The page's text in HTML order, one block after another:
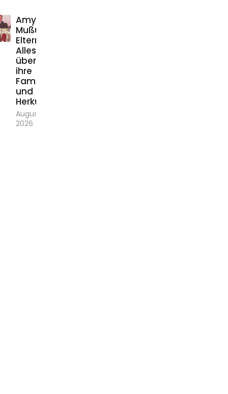
Amy
Mußul
Eltern:
Alles
über
ihre
Familie
und
Herkunft
August 1,
2026